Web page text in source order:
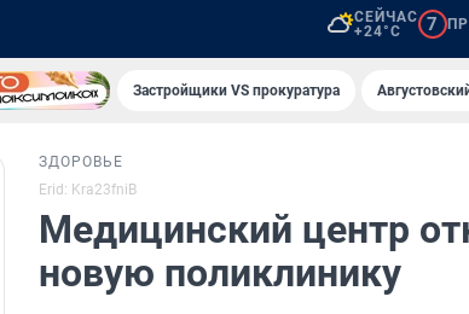
СЕЙЧАС
+24°C
7
Застройщики VS прокуратура
ЗДОРОВЬЕ
Erid: Kra23fniB
Медицинский центр
новую поликлинику